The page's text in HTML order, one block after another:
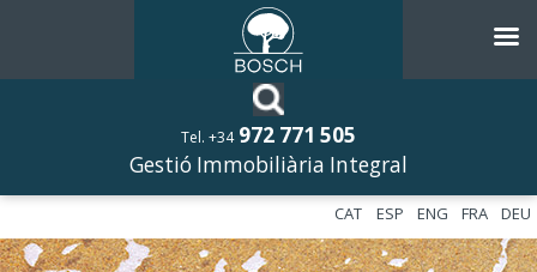
Tel. +34 972 771 505
Gestió Immobiliària Integral
DEU
FRA
ENG
ESP
CAT